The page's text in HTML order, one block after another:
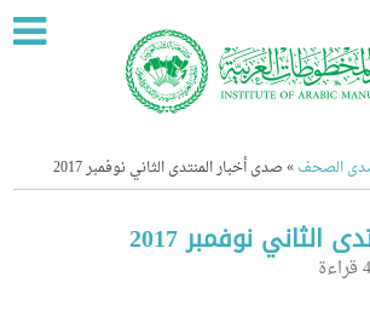
»صدى أخبار المنتدى الثاني نوفمبر 2017
نوفمبر 2017